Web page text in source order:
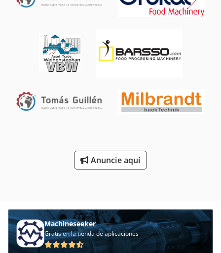
Anuncie aquí
Machineseeker
Gratis en la tienda de aplicaciones